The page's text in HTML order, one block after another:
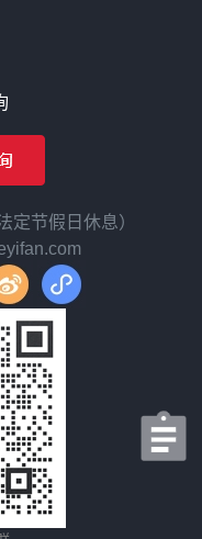
定节假日休息）